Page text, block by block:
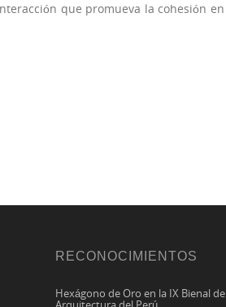
que promueva la cohesión en
RECONOCIMIENTOS
Hexágono de Oro en la IX Bienal de